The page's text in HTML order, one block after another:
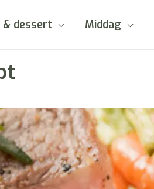
& dessert Middag